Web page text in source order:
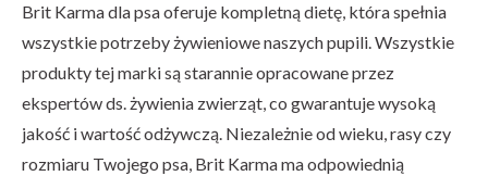
Brit Karma dla psa oferuje kompletną dietę, która spełnia
wszystkie potrzeby żywieniowe naszych pupili. Wszystkie
produkty tej marki są starannie opracowane przez
ekspertów ds. żywienia zwierząt, co gwarantuje wysoką
jakość i wartość odżywczą. Niezależnie od wieku, rasy czy
rozmiaru Twojego psa, Brit Karma ma odpowiednią